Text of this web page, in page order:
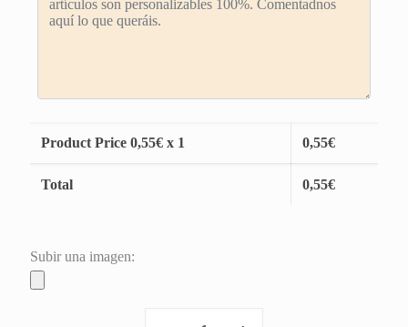
Product Price 0,55€ x 1 0,55€
Total 0,55€
Subir una imagen: